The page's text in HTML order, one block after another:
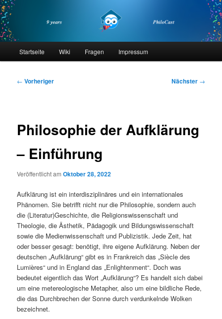
Zum
primären
Inhalt
springenphilocast
Startseite Wiki Fragen Impressum
Beitragsnavigation
← Vorheriger Nächster →
Philosophie der Aufklärung
– Einführung
Veröffentlicht amOktober 28, 2022
Aufklärung ist ein interdisziplinäres und ein internationales
Phänomen. Sie betrifft nicht nur die Philosophie, sondern auch
die (Literatur)Geschichte, die Religionswissenschaft und
Theologie, die Ästhetik, Pädagogik und Bildungswissenschaft
sowie die Medienwissenschaft und Publizistik. Jede Zeit, hat
oder besser gesagt: benötigt, ihre eigene Aufklärung. Neben der
deutschen „Aufklärung“ gibt es in Frankreich das „Siècle des
Lumières“ und in England das „Enlightenment“. Doch was
bedeutet eigentlich das Wort „Aufklärung“? Es handelt sich dabei
um eine metereologische Metapher, also um eine bildliche Rede,
die das Durchbrechen der Sonne durch verdunkelnde Wolken
bezeichnet.